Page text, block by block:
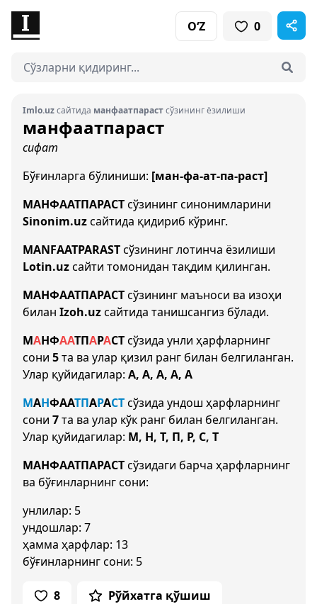
O‘Z 0
Imlo.uzсайтида манфаатпарастсўзининг ёзилиши
манфаатпараст
сифат
Бўғинларга бўлиниши: [ман-фа-ат-па-раст]
МАНФААТПАРАСТсўзининг синонимларини
Sinonim.uzсайтида қидириб кўринг.
MANFAATPARASTсўзининг лотинча ёзилиши
Lotin.uzсайти томонидан тақдим қилинган.
МАНФААТПАРАСТсўзининг маъноси ва изоҳи
билан Izoh.uzсайтида танишсангиз бўлади.
МАНФААТПАРАСТсўзида унли ҳарфларнинг
сони 5та ва улар қизил ранг билан белгиланган.
Улар қуйидагилар: А, А, А, А, А
МАНФААТПАРАСТсўзида ундош ҳарфларнинг
сони 7та ва улар кўк ранг билан белгиланган.
Улар қуйидагилар: М, Н, Т, П, Р, С, Т
МАНФААТПАРАСТсўзидаги барча ҳарфларнинг
ва бўғинларнинг сони:
унлилар: 5
ундошлар: 7
ҳамма ҳарфлар: 13
бўғинларнинг сони: 5
8 Рўйхатга қўшиш